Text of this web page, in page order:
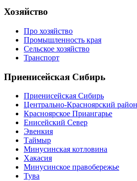
Хозяйство
Про хозяйство
Промышленность края
Сельское хозяйство
Транспорт
Приенисейская Сибирь
Приенисейская Сибирь
Центрально-Красноярский район
Красноярское Приангарье
Енисейский Север
Эвенкия
Таймыр
Минусинская котловина
Хакасия
Минусинское правобережье
Тува